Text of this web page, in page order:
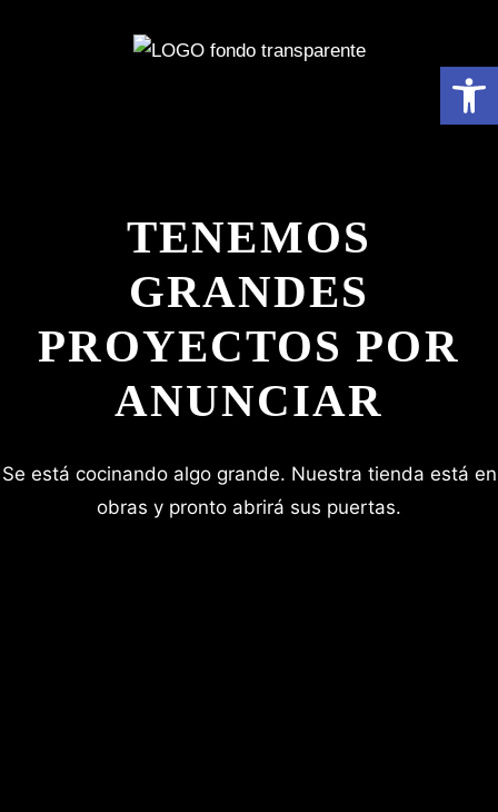
TENEMOS
GRANDES
PROYECTOS POR
ANUNCIAR
Se está cocinando algo grande. Nuestra tienda está en
obras y pronto abrirá sus puertas.
Abrir